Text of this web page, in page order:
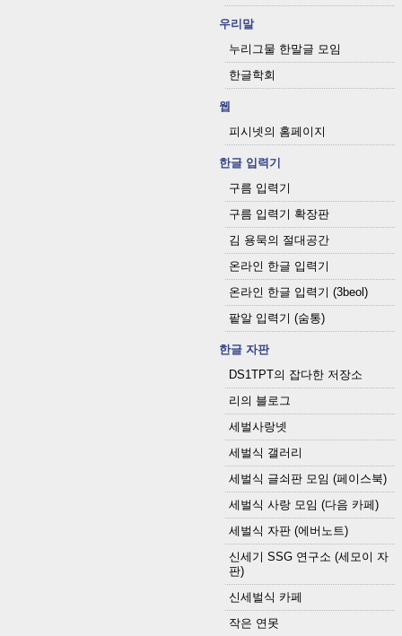
우리말
누리그물 한말글 모임
한글학회
웹
피시넷의 홈페이지
한글 입력기
구름 입력기
구름 입력기 확장판
김 용묵의 절대공간
온라인 한글 입력기
온라인 한글 입력기 (3beol)
팥알 입력기 (숨통)
한글 자판
DS1TPT의 잡다한 저장소
리의 블로그
세벌사랑넷
세벌식 갤러리
세벌식 글쇠판 모임 (페이스북)
세벌식 사랑 모임 (다음 카페)
세벌식 자판 (에버노트)
신세기 SSG 연구소 (세모이 자
판)
신세벌식 카페
작은 연못